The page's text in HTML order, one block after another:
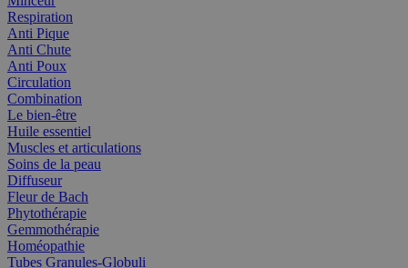
Respiration
Anti Pique
Anti Chute
Anti Poux
Circulation
Combination
Le bien-être
Huile essentiel
Muscles et articulations
Soins de la peau
Diffuseur
Fleur de Bach
Phytothérapie
Gemmothérapie
Homéopathie
Tubes Granules-Globuli